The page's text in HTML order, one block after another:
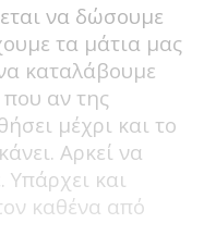
να δώσουμε
τα μάτια μας
καταλάβουμε
που αν της
μέχρι και το
Αρκεί να
και
καθένα από